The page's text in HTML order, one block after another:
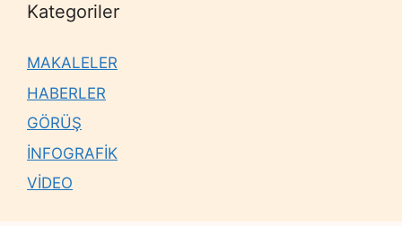
Kategoriler
MAKALELER
HABERLER
GÖRÜŞ
İNFOGRAFİK
VİDEO